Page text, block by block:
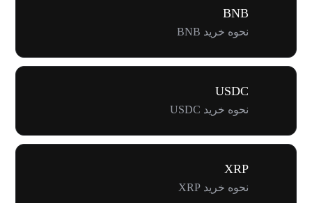
BNB
نحوه خرید BNB
USDC
نحوه خرید USDC
XRP
نحوه خرید XRP